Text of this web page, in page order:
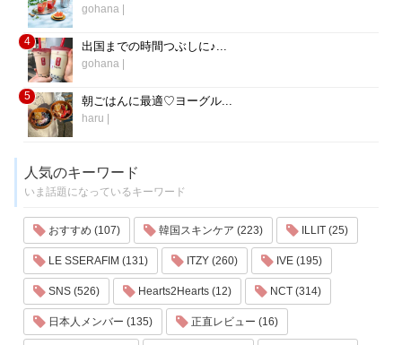
gohana
4 出国までの時間つぶしに♪...
gohana
5 朝ごはんに最適♡ヨーグル...
haru
人気のキーワード
いま話題になっているキーワード
おすすめ (107) 韓国スキンケア (223) ILLIT (25)
LE SSERAFIM (131) ITZY (260) IVE (195)
SNS (526) Hearts2Hearts (12) NCT (314)
日本人メンバー (135) 正直レビュー (16)